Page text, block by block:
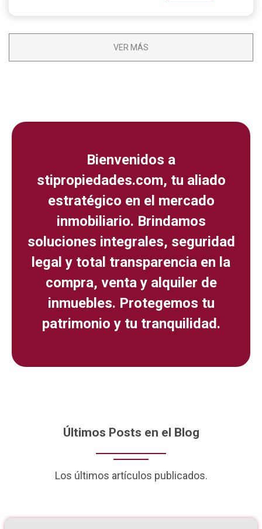
VER MÁS
Bienvenidos a
stipropiedades.com, tu aliado
estratégico en el mercado
inmobiliario. Brindamos
soluciones integrales, seguridad
legal y total transparencia en la
compra, venta y alquiler de
inmuebles. Protegemos tu
patrimonio y tu tranquilidad.
Últimos Posts en el Blog
Los últimos artículos publicados.